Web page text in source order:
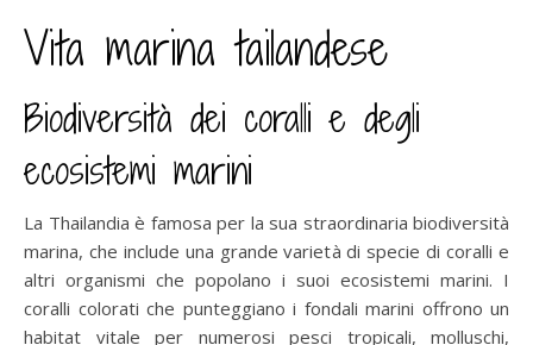
Vita marina tailandese
Biodiversità dei coralli e degli
ecosistemi marini
La Thailandia è famosa per la sua straordinaria biodiversità
marina, che include una grande varietà di specie di coralli e
altri organismi che popolano i suoi ecosistemi marini. I
coralli colorati che punteggiano i fondali marini offrono un
habitat vitale per numerosi pesci tropicali, molluschi,